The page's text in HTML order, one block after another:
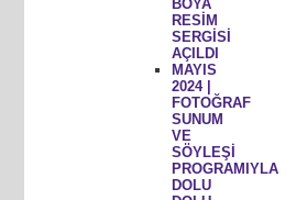
BOYA
RESİM
SERGİSİ
AÇILDI
MAYIS
2024 |
FOTOĞRAF
SUNUM
VE
SÖYLEŞİ
PROGRAMIYLA
DOLU